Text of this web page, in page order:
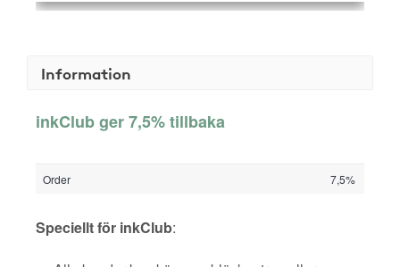
Information
inkClub ger 7,5% tillbaka
Order 7,5%
Speciellt för inkClub: